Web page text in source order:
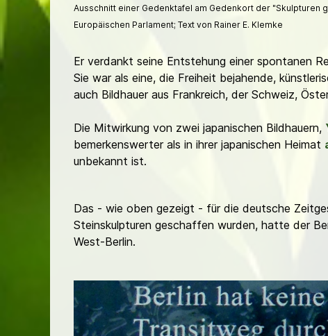
Ausschnitt einer Gedenktafel am Gedenkort der "Skulpturen
Europäischen Parlament; Text von Rainer E. Klemke
Er verdankt seine Entstehung einer spontanen
Sie war als eine, die Freiheit bejahende,
auch Bildhauer aus Frankreich, der Schweiz,
Die Mitwirkung von zwei japanischen Bildhauern,
bemerkenswerter als in ihrer japanischen Heimat
unbekannt ist.
Das - wie oben gezeigt - für die deutsche
Steinskulpturen geschaffen wurden, hatte der
West-Berlin.